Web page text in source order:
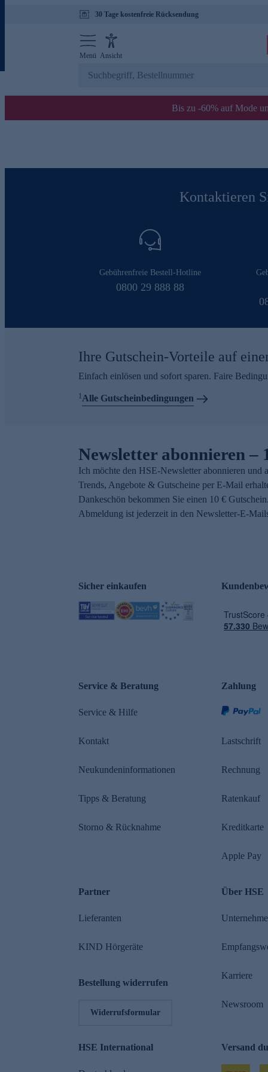
30 Tage kostenfreie Rücksendung
Menü Ansicht
Bis zu -60% auf Mode
Kontaktieren
Gebührenfreie Bestell-Hotline
0800 29 888 88
Ihre Gutschein-Vorteile auf
Einfach einlösen und sofort sparen. Faire
1Alle Gutscheinbedingungen
Newsletter abonnieren –
Ich möchte den HSE-Newsletter abonnieren und
Trends, Angebote & Gutscheine per E-Mail
Dankeschön bekommen Sie einen 10 €
Abmeldung ist jederzeit in den Newsletter-E-
Sicher einkaufen
Service & Beratung
Service & Hilfe
Kontakt
Neukundeninformationen
Tipps & Beratung
Storno & Rücknahme
Zahlung
Lastschrift
Rechnung
Ratenkauf
Kreditkarte
Apple Pay
Partner
Lieferanten
KIND Hörgeräte
Bestellung widerrufen
Widerrufsformular
Über HSE
Karriere
Newsroom
HSE International Versand